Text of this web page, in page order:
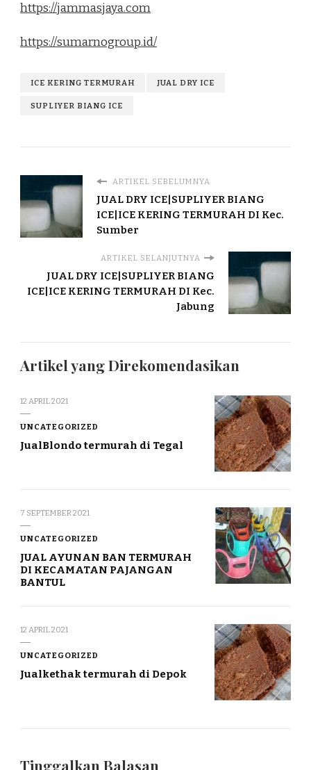
https://jammasjaya.com
https://sumarnogroup.id/
ICE KERING TERMURAH JUAL DRY ICE
SUPLIYER BIANG ICE
ARTIKEL SEBELUMNYA
JUAL DRY ICE|SUPLIYER BIANG
ICE|ICE KERING TERMURAH DI Kec.
Sumber
ARTIKEL SELANJUTNYA
JUAL DRY ICE|SUPLIYER BIANG
ICE|ICE KERING TERMURAH DI Kec.
Jabung
Artikel yang Direkomendasikan
12 APRIL 2021
UNCATEGORIZED
JualBlondo termurah di Tegal
7 SEPTEMBER 2021
UNCATEGORIZED
JUAL AYUNAN BAN TERMURAH
DI KECAMATAN PAJANGAN
BANTUL
12 APRIL 2021
UNCATEGORIZED
Jualkethak termurah di Depok
Tinggalkan Balasan